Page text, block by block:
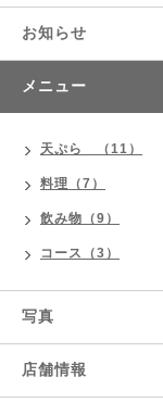
お知らせ
メニュー
天ぷら （11）
料理（7）
飲み物（9）
コース（3）
写真
店舗情報